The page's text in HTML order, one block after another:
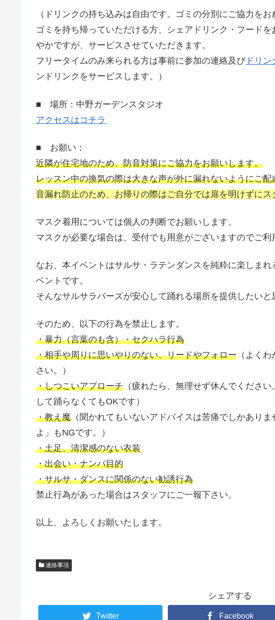
（ドリンクの持ち込みは自由です。ゴミの分別にご協力をお
ゴミを持ち帰っていただける方、シェアドリンク・フード
やかですが、サービスさせていただきます。
フリータイムのみ来られる方は事前に参加の連絡及びドリン
ンドリンクをサービスします。）
■ 場所：中野ガーデンスタジオ
アクセスはコチラ
■ お願い：
近隣が住宅地のため、防音対策にご協力をお願いします。
レッスン中の換気の際は大きな声が外に漏れないようにご
音漏れ防止のため、お帰りの際はご自分では扉を明けずにス
マスク着用については個人の判断でお願いします。
マスクが必要な場合は、受付でも用意がございますのでご利
なお、本イベントはサルサ・ラテンダンスを純粋に楽しま
ベントです。
そんなサルサラバーズが安心して踊れる場所を提供したいと
そのため、以下の行為を禁止します。
・暴力（言葉のも含）・セクハラ行為
・相手や周りに思いやりのない、リードやフォロー （よく
さい。）
・しつこいアプローチ （疲れたら、無理せず休んでくださ
して踊らなくてもOKです）
・教え魔 （聞かれてもいないアドバイスは苦痛でしかあり
よ」もNGです。）
・土足、清潔感のない衣装
・出会い・ナンパ目的
・サルサ・ダンスに関係のない勧誘行為
禁止行為があった場合はスタッフにご一報下さい。
以上、よろしくお願いたします。
連絡事項
シェアする
Twitter Facebook